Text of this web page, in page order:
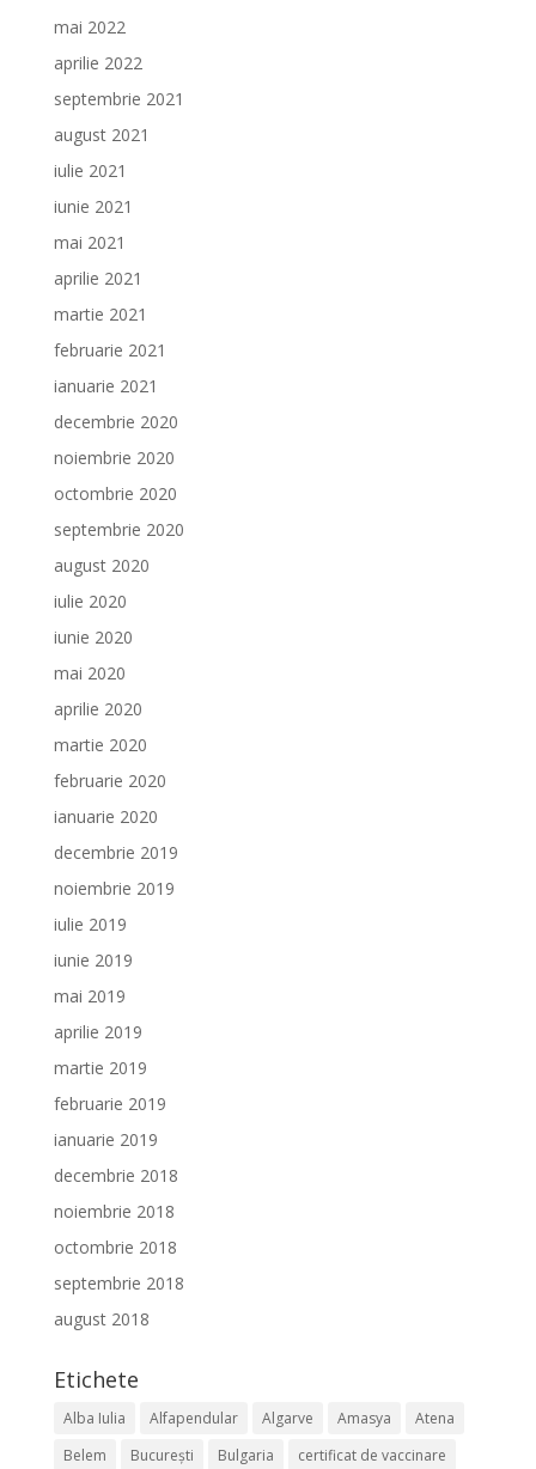
mai 2022
aprilie 2022
septembrie 2021
august 2021
iulie 2021
iunie 2021
mai 2021
aprilie 2021
martie 2021
februarie 2021
ianuarie 2021
decembrie 2020
noiembrie 2020
octombrie 2020
septembrie 2020
august 2020
iulie 2020
iunie 2020
mai 2020
aprilie 2020
martie 2020
februarie 2020
ianuarie 2020
decembrie 2019
noiembrie 2019
iulie 2019
iunie 2019
mai 2019
aprilie 2019
martie 2019
februarie 2019
ianuarie 2019
decembrie 2018
noiembrie 2018
octombrie 2018
septembrie 2018
august 2018
Etichete
Alba Iulia Alfapendular Algarve Amasya
Atena
Belem
București Bulgaria
certificat de vaccinare